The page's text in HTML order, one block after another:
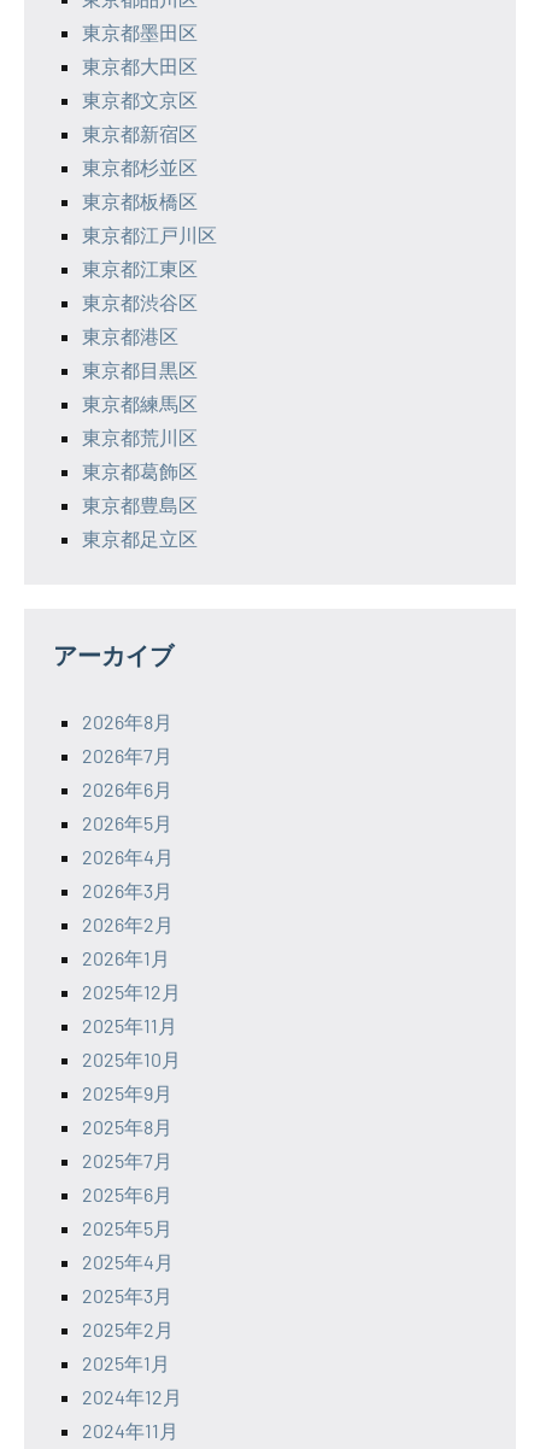
東京都墨田区
東京都大田区
東京都文京区
東京都新宿区
東京都杉並区
東京都板橋区
東京都江戸川区
東京都江東区
東京都渋谷区
東京都港区
東京都目黒区
東京都練馬区
東京都荒川区
東京都葛飾区
東京都豊島区
東京都足立区
アーカイブ
2026年8月
2026年7月
2026年6月
2026年5月
2026年4月
2026年3月
2026年2月
2026年1月
2025年12月
2025年11月
2025年10月
2025年9月
2025年8月
2025年7月
2025年6月
2025年5月
2025年4月
2025年3月
2025年2月
2025年1月
2024年12月
2024年11月